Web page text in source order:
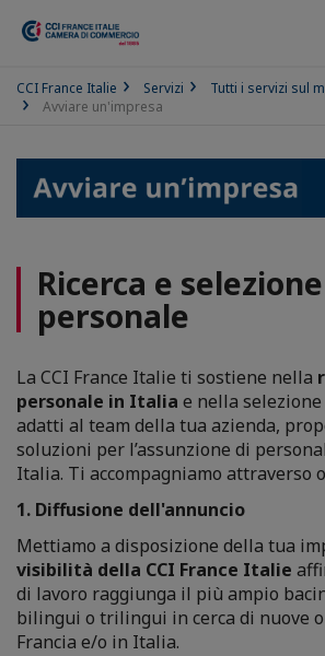
CCI France Italie Servizi
Tutti i servizi sul
Avviare un'impresa
Ricerca e
personale
La CCI France Italie ti sostiene nella
personale in Italia e nella
adatti al team della tua azienda,
soluzioni per l’assunzione di
Italia. Ti accompagniamo attraverso
1. Diffusione dell'annuncio
Mettiamo a disposizione della tua
visibilità della CCI France Italie
di lavoro raggiunga il più ampio
bilingui o trilingui in cerca di nuove
Francia e/o in Italia.